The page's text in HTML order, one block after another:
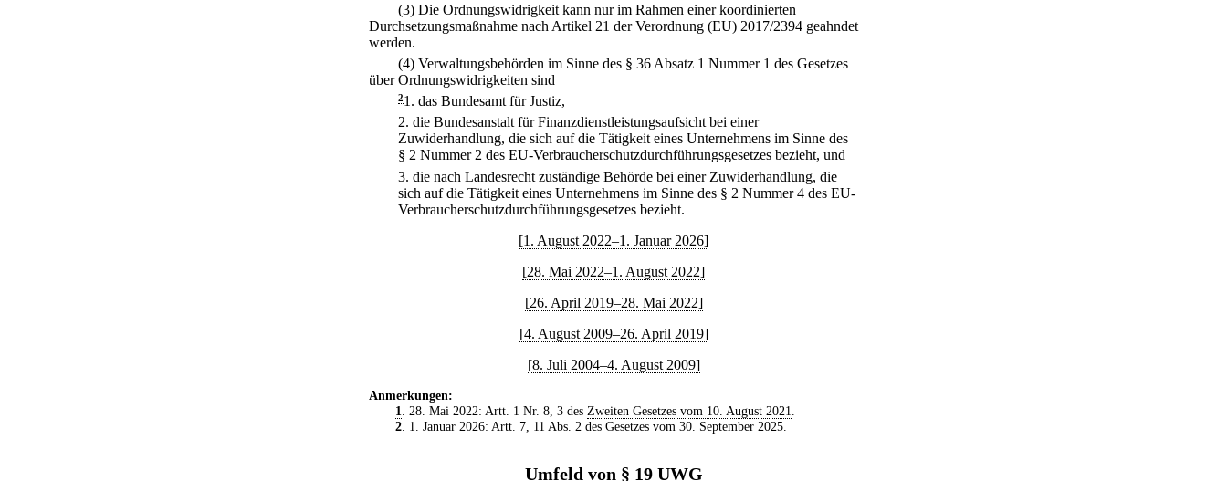
(3) Die Ordnungswidrigkeit kann nur im Rahmen einer koordinierten
Durchsetzungsmaßnahme nach Artikel 21 der Verordnung (EU) 2017/2394 geahndet
werden.
(4) Verwaltungsbehörden im Sinne des § 36 Absatz 1 Nummer 1 des Gesetzes
über Ordnungswidrigkeiten sind
21. das Bundesamt für Justiz,
2. die Bundesanstalt für Finanzdienstleistungsaufsicht bei einer
Zuwiderhandlung, die sich auf die Tätigkeit eines Unternehmens im Sinne des
§ 2 Nummer 2 des EU-Verbraucherschutzdurchführungsgesetzes bezieht, und
3. die nach Landesrecht zuständige Behörde bei einer Zuwiderhandlung, die
sich auf die Tätigkeit eines Unternehmens im Sinne des § 2 Nummer 4 des EU-
Verbraucherschutzdurchführungsgesetzes bezieht.
[1. August 2022–1. Januar 2026]
[28. Mai 2022–1. August 2022]
[26. April 2019–28. Mai 2022]
[4. August 2009–26. April 2019]
[8. Juli 2004–4. August 2009]
Anmerkungen:
1
. 28. Mai 2022: Artt. 1 Nr. 8, 3 des Zweiten Gesetzes vom 10. August 2021
2. 1. Januar 2026: Artt. 7, 11 Abs. 2 des Gesetzes vom 30. September 2025.
Umfeld von § 19 UWG